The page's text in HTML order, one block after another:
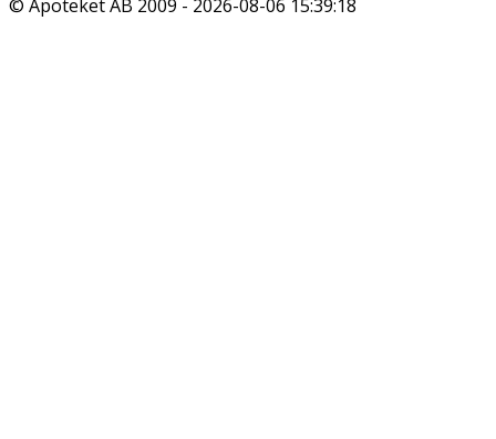
© Apoteket AB 2009 - 2026-08-06 15:39:18